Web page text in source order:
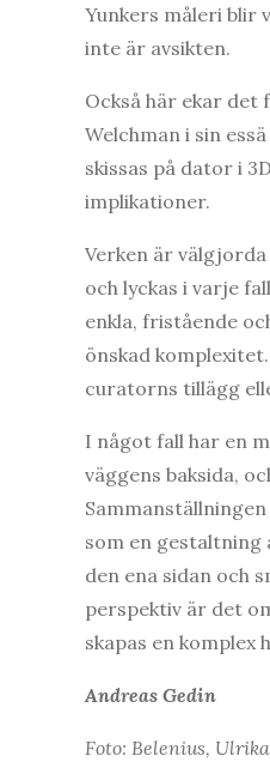
Yunkers måleri blir
inte är avsikten.
Också här ekar
Welchman i sin
skissas på dator i
implikationer.
Verken är
och lyckas i varje
enkla, fristående
önskad
curatorns tillägg
I något fall har en
väggens baksida,
som en gestaltning
den ena sidan och
perspektiv är det
skapas en komplex
Andreas Gedin
Foto: Belenius,